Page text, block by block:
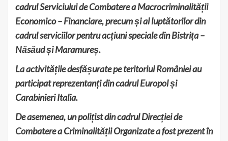
cadrul Serviciului de Combatere a Macrocriminalității
Economico –Financiare, precum șial luptătorilor din
cadrul serviciilor pentru acțiuni speciale din Bistrița –
Năsăud și Maramureș.
La activitățile desfășurate pe teritoriul României au
participat reprezentanți din cadrul Europol și
Carabinieri Italia.
De asemenea, un polițist din cadrul Direcției de
Combatere a Criminalității Organizate a fost prezent în